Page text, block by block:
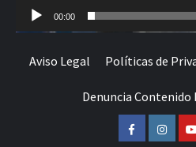
00:00
Aviso Legal Políticas de
Denuncia
Facebook